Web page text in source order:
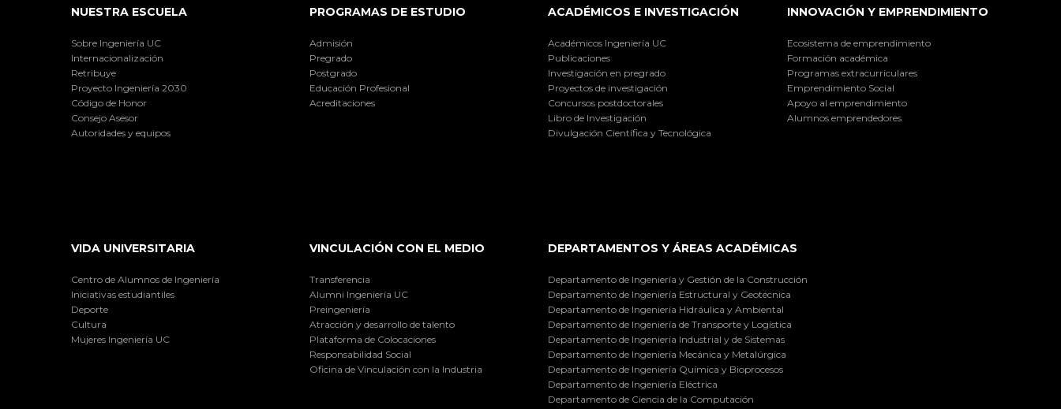
NUESTRA ESCUELA
Sobre Ingeniería UC
Internacionalización
Retribuye
Proyecto Ingeniería 2030
Código de Honor
Consejo Asesor
Autoridades y equipos
PROGRAMAS DE ESTUDIO
Admisión
Pregrado
Postgrado
Educación Profesional
Acreditaciones
ACADÉMICOS E INVESTIGACIÓN
Académicos Ingeniería UC
Publicaciones
Investigación en pregrado
Proyectos de investigación
Concursos postdoctorales
Libro de Investigación
Divulgación Científica y Tecnológica
INNOVACIÓN Y EMPRENDIMIENTO
Ecosistema de emprendimiento
Formación académica
Programas extracurriculares
Emprendimiento Social
Apoyo al emprendimiento
Alumnos emprendedores
VIDA UNIVERSITARIA
Centro de Alumnos de Ingeniería
Iniciativas estudiantiles
Deporte
Cultura
Mujeres Ingeniería UC
VINCULACIÓN CON EL MEDIO
Transferencia
Alumni Ingeniería UC
Preingeniería
Atracción y desarrollo de talento
Plataforma de Colocaciones
Responsabilidad Social
Oficina de Vinculación con la Industria
DEPARTAMENTOS Y ÁREAS ACADÉMICAS
Departamento de Ingeniería y Gestión de la Construcción
Departamento de Ingeniería Estructural y Geotécnica
Departamento de Ingeniería Hidráulica y Ambiental
Departamento de Ingeniería de Transporte y Logística
Departamento de Ingeniería Industrial y de Sistemas
Departamento de Ingeniería Mecánica y Metalúrgica
Departamento de Ingeniería Química y Bioprocesos
Departamento de Ingeniería Eléctrica
Departamento de Ciencia de la Computación